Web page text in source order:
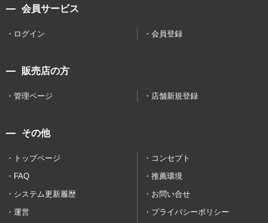
会員サービス
ログイン 会員登録
販売店の方
管理ページ 店舗新規登録
その他
トップページ
コンセプト
FAQ
推薦環境
システム更新履歴
お問い合せ
運営
プライバシーポリシー